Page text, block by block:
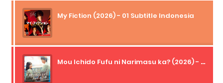
My Fiction (2026) - 01 Subtitle Indonesia
Mou Ichido Fufu ni Narimasu ka? (2026) - 01 Subtitle Indonesia